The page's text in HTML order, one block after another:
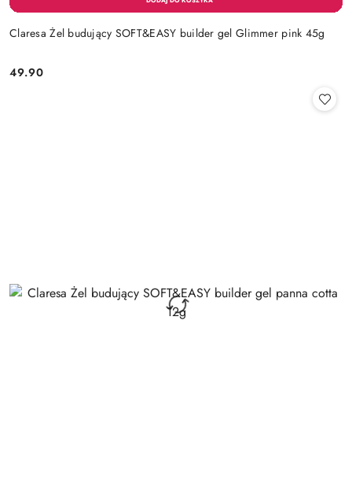
Claresa Żel budujący SOFT&EASY builder gel Glimmer pink 45g
Cena:
49.90